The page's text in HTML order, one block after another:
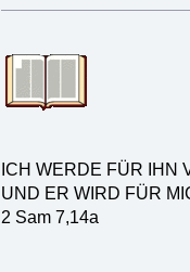
ICH WERDE FÜR IHN
UND ER WIRD FÜR
2 Sam 7,14a